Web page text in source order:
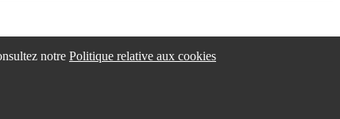
eta laguntzaileak/Changer les paramétres des cookies
notre Politique relative aux cookies